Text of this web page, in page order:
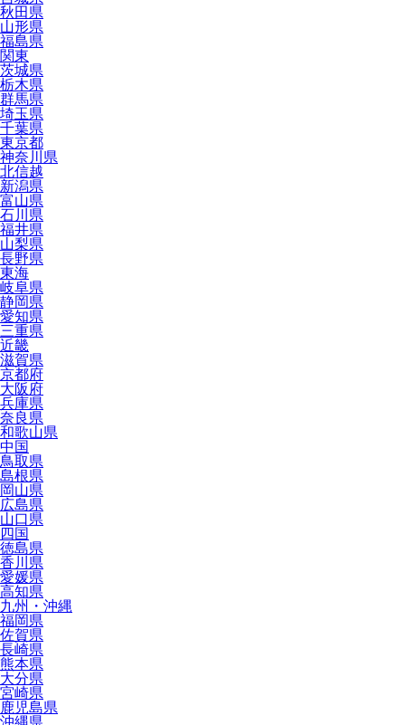
秋田県
山形県
福島県
関東
茨城県
栃木県
群馬県
埼玉県
千葉県
東京都
神奈川県
北信越
新潟県
富山県
石川県
福井県
山梨県
長野県
東海
岐阜県
静岡県
愛知県
三重県
近畿
滋賀県
京都府
大阪府
兵庫県
奈良県
和歌山県
中国
鳥取県
島根県
岡山県
広島県
山口県
四国
徳島県
香川県
愛媛県
高知県
九州・沖縄
福岡県
佐賀県
長崎県
熊本県
大分県
宮崎県
鹿児島県